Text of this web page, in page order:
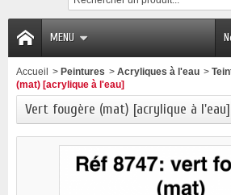
MENU
Accueil > Peintures > Acryliques à l'eau >
(mat) [acrylique à l'eau]
Vert fougère (mat) [acrylique à l'eau]